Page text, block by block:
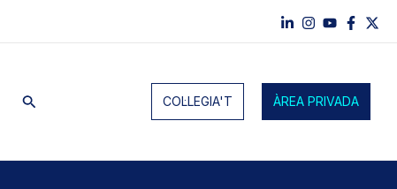
Cerca COL·LEGIA'T ÀREA PRIVADA